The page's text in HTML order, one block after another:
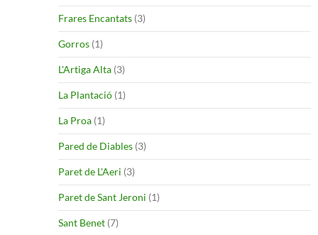
Frares Encantats (3)
Gorros (1)
L'Artiga Alta (3)
La Plantació (1)
La Proa (1)
Pared de Diables (3)
Paret de L'Aeri (3)
Paret de Sant Jeroni (1)
Sant Benet (7)